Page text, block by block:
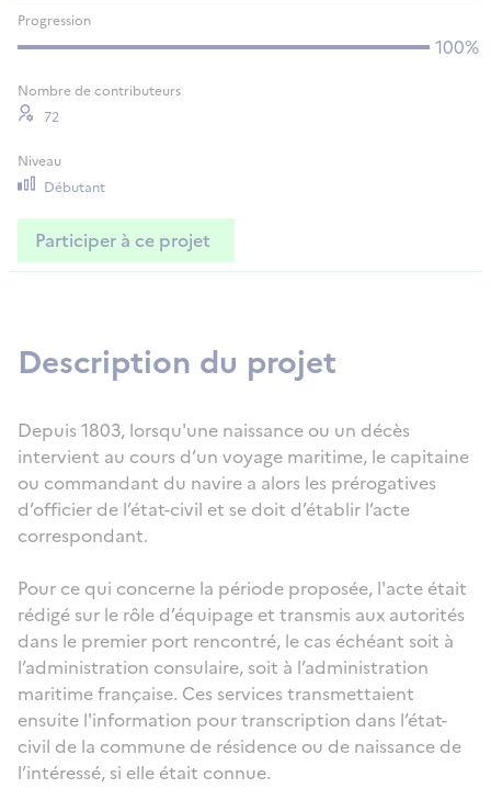
Progression
100%
Nombre de contributeurs
72
Niveau
Débutant
Participer à ce projet
Description du projet
Depuis 1803, lorsqu'une naissance ou un décès
intervient au cours d’un voyage maritime, le capitaine
ou commandant du navire a alors les prérogatives
d’officier de l’état-civil et se doit d’établir l’acte
correspondant.
Pour ce qui concerne la période proposée, l'acte était
rédigé sur le rôle d’équipage et transmis aux autorités
dans le premier port rencontré, le cas échéant soit à
l’administration consulaire, soit à l’administration
maritime française. Ces services transmettaient
ensuite l'information pour transcription dans l’état-
civil de la commune de résidence ou de naissance de
l’intéressé, si elle était connue.